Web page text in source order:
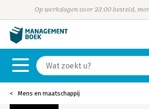
Op werkdagen voor 23:00 besteld,
Mens en maatschappij